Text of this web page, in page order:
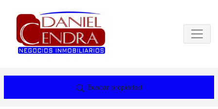
Buscar propiedad